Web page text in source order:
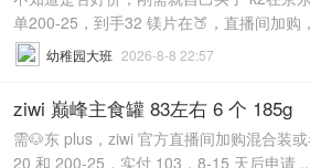
单200-25，到手32 镁片在🍑，直播间加购
幼稚园大班 2026-8-8 22:57
ziwi 巅峰主食罐 83左右 6 个 185g
需🐶东 plus，ziwi 官方直播间加购混合装
20 和 200-25，实付 103，8-15 天后申请